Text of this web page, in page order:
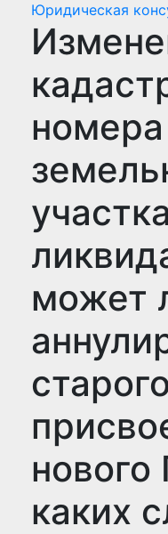
Юридическая
номера
может
нового
каких